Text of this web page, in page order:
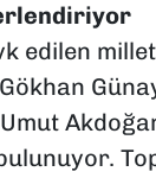
edilen